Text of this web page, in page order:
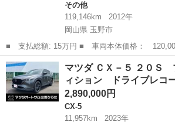
その他
119,146km
2012年
岡山県 玉野市
■ 支払総額: 15万円 ■ 車両本体価格： 120,000 円 ■ メーカー
名： マツダ ■ 車種名： フレアワゴン ■
車検Ｒ９／９ 両側スライドドア ＥＴＣ
キー ■ 排気量...
岡山 玉野市 その他
マツダ ＣＸ－５ ２０Ｓ
ィション ドライブレ
2,890,000円
CX-5
11,957km
2023年